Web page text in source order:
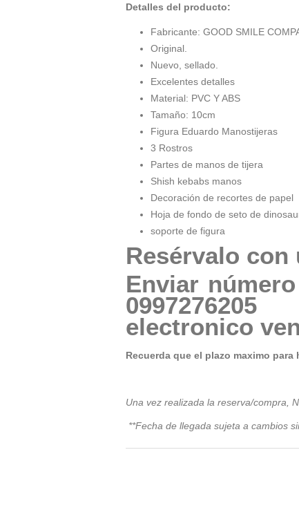
Detalles del producto:
Fabricante: GOOD SMILE
Original.
Nuevo, sellado.
Excelentes detalles
Material: PVC Y ABS
Tamaño: 10cm
Figura Eduardo Manostijeras
3 Rostros
Partes de manos de tijera
Shish kebabs manos
Decoración de recortes de papel
Hoja de fondo de seto de
soporte de figura
Resérvalo
Enviar
electronico
Recuerda que el plazo maximo
Una vez realizada la reserva/compra,
**Fecha de llegada sujeta a cambios